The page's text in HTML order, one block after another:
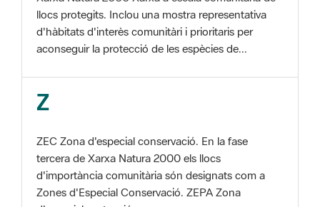
Z
tercera de Xarxa Natura 2000 els llocs
Zones d'Especial Conservació. ZEPA Zona
d'especial protecció per...